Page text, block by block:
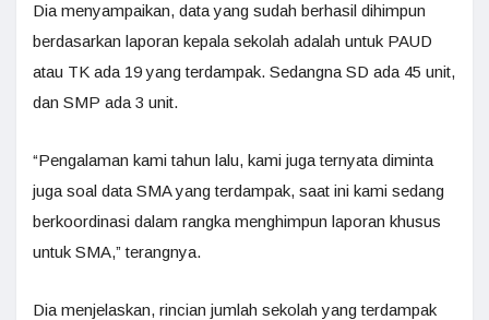
Dia menyampaikan, data yang sudah berhasil dihimpun
berdasarkan laporan kepala sekolah adalah untuk PAUD
atau TK ada 19 yang terdampak. Sedangna SD ada 45 unit,
dan SMP ada 3 unit.
“Pengalaman kami tahun lalu, kami juga ternyata diminta
juga soal data SMA yang terdampak, saat ini kami sedang
berkoordinasi dalam rangka menghimpun laporan khusus
untuk SMA,” terangnya.
Dia menjelaskan, rincian jumlah sekolah yang terdampak